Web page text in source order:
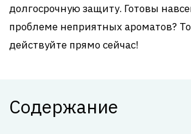
долгосрочную защиту. Готовы
проблеме неприятных ароматов?
действуйте прямо сейчас!
Содержание